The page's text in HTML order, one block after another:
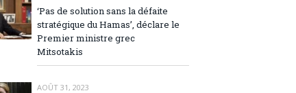
‘Pas de solution sans la défaite
stratégique du Hamas’, déclare le
Premier ministre grec
Mitsotakis
AOÛT 31, 2023